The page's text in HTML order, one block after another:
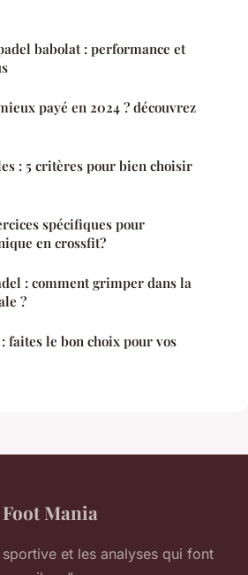
babolat : performance et
payé en 2024 ? découvrez
: 5 critères pour bien choisir
spécifiques pour
en crossfit?
: comment grimper dans la
?
faites le bon choix pour vos
Foot Mania
et les analyses qui font